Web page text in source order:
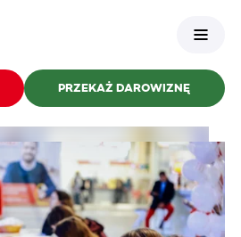
PRZEKAŻ DAROWIZNĘ